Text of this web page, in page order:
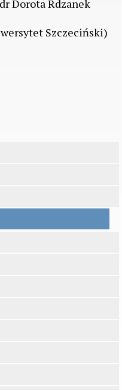
Dorota Rdzanek
Szczeciński)